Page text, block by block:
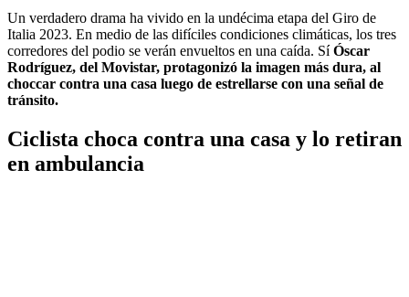
Un verdadero drama ha vivido en la undécima etapa del Giro de
Italia 2023. En medio de las difíciles condiciones climáticas, los tres
corredores del podio se verán envueltos en una caída. SíÓscar
Rodríguez, del Movistar, protagonizó la imagen más dura, al
choccar contra una casa luego de estrellarse con una señal de
tránsito.
Ciclista choca contra una casa y lo retiran
en ambulancia